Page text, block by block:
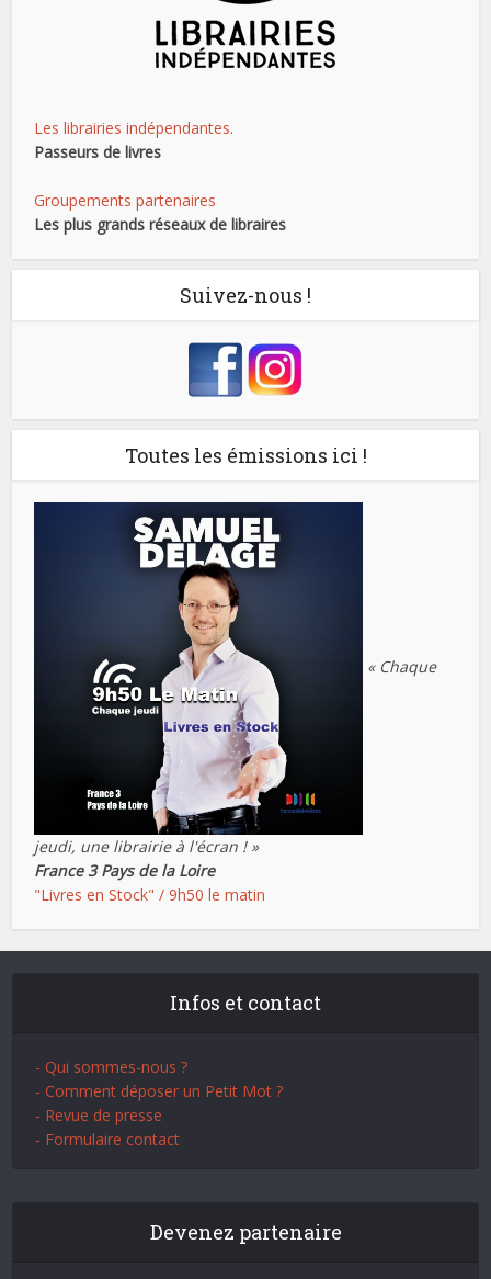
Les librairies indépendantes.
Passeurs de livres
Groupements partenaires
Les plus grands réseaux de libraires
Suivez-nous !
Toutes les émissions ici !
« Chaque
jeudi, une librairie à l'écran ! »
France 3 Pays de la Loire
"Livres en Stock" / 9h50 le matin
Infos et contact
- Qui sommes-nous ?
- Comment déposer un Petit Mot ?
- Revue de presse
- Formulaire contact
Devenez partenaire